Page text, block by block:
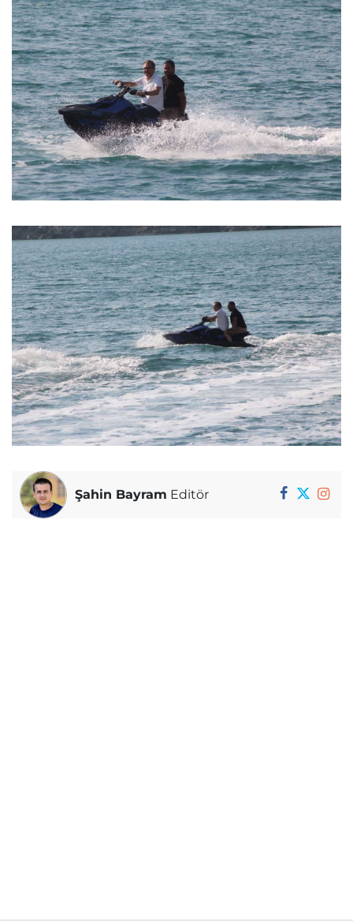
Şahin Bayram Editör